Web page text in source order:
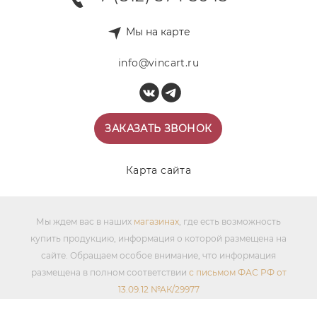
Мы на карте
info@vincart.ru
ЗАКАЗАТЬ ЗВОНОК
Карта сайта
Мы ждем вас в наших магазинах, где есть возможность
купить продукцию, информация о которой размещена на
сайте. Обращаем особое внимание, что информация
размещена в полном соответствии с письмом ФАС РФ от
13.09.12 №АК/29977